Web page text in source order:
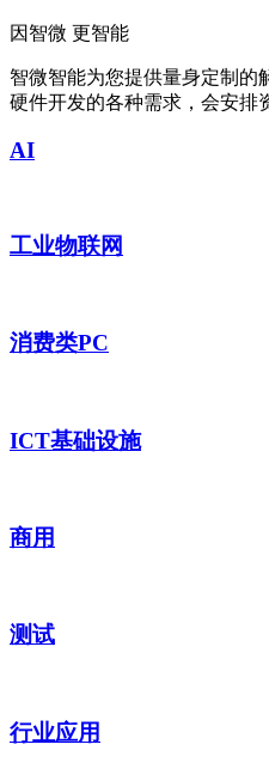
因智微 更智能
智微智能为您提供量身定制的
硬件开发的各种需求，会安排
AI
工业物联网
消费类PC
ICT基础设施
商用
测试
行业应用